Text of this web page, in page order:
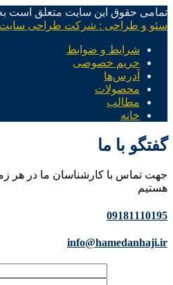
تمامی حقوق این سایت متعلق است
سئو و طراحی : شرکت طراحی سایت
شرایط و ضوابط
حریم خصوصی
آدرس‌ها
محصولات
مطالب
خانه
گفتگو با ما
جهت تماس با کارشناسان ما در هر
هستیم
09181110195
info@hamedanhaji.ir